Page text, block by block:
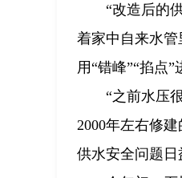
“改造后的
着家中自来水
用“错峰”“掐点
“之前水压
2000年左右修
供水安全问题日